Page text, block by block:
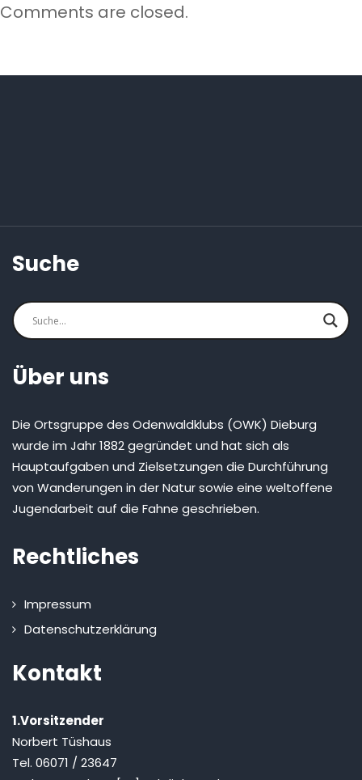
Comments are closed.
Suche
Über uns
Die Ortsgruppe des Odenwaldklubs (OWK) Dieburg
wurde im Jahr 1882 gegründet und hat sich als
Hauptaufgaben und Zielsetzungen die Durchführung
von Wanderungen in der Natur sowie eine weltoffene
Jugendarbeit auf die Fahne geschrieben.
Rechtliches
Impressum
Datenschutzerklärung
Kontakt
1.Vorsitzender
Norbert Tüshaus
Tel. 06071 / 23647